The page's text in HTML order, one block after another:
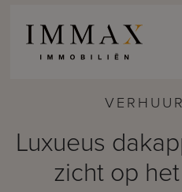
Luxueus
zicht op